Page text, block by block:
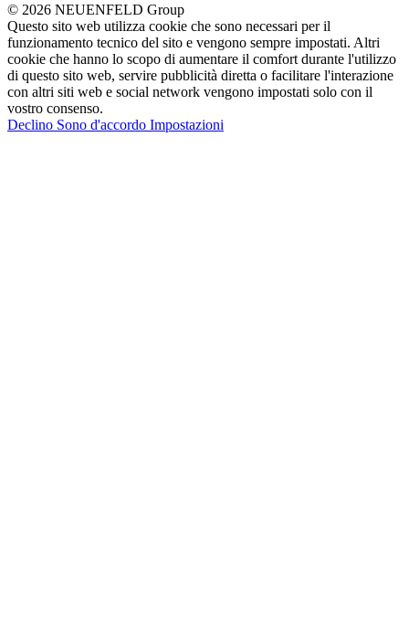
© 2026 NEUENFELD Group
Questo sito web utilizza cookie che sono necessari per il
funzionamento tecnico del sito e vengono sempre impostati. Altri
cookie che hanno lo scopo di aumentare il comfort durante l'utilizzo
di questo sito web, servire pubblicità diretta o facilitare l'interazione
con altri siti web e social network vengono impostati solo con il
vostro consenso.
Declino Sono d'accordo Impostazioni